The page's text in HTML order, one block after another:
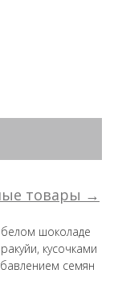
товары →
шоколаде
кусочками
семян